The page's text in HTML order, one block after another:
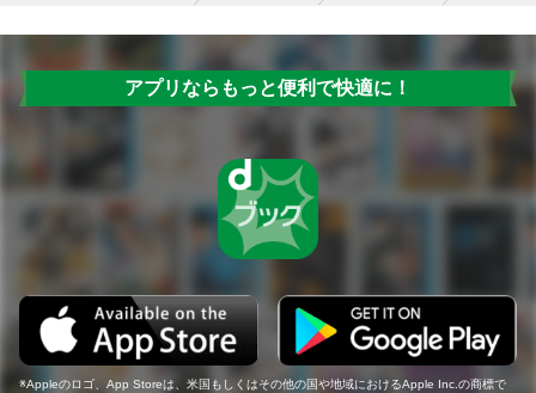
アプリならもっと便利で快適に！
Appleのロゴ、App Storeは、米国もしくはその他の国や地域におけるApple Inc.の商標で